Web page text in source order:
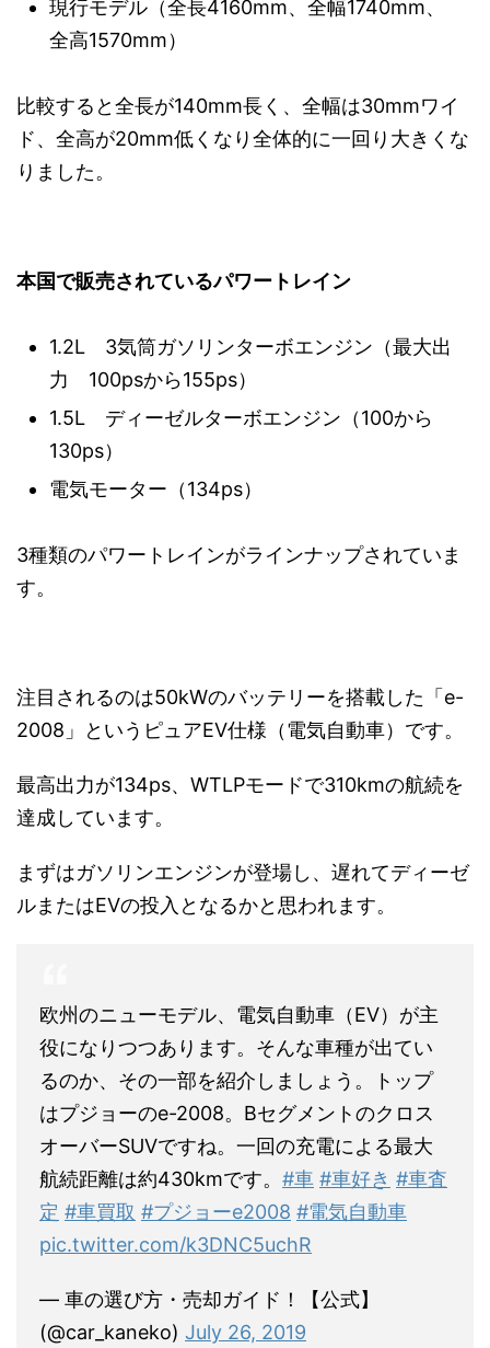
現行モデル（全長4160mm、全幅1740mm、
全高1570mm）
比較すると全長が140mm長く、全幅は30mmワイ
ド、全高が20mm低くなり全体的に一回り大きくな
りました。
本国で販売されているパワートレイン
1.2L 3気筒ガソリンターボエンジン（最大出
力 100psから155ps）
1.5L ディーゼルターボエンジン（100から
130ps）
電気モーター（134ps）
3種類のパワートレインがラインナップされていま
す。
注目されるのは50kWのバッテリーを搭載した「e-
2008」というピュアEV仕様（電気自動車）です。
最高出力が134ps、WTLPモードで310kmの航続を
達成しています。
まずはガソリンエンジンが登場し、遅れてディーゼ
ルまたはEVの投入となるかと思われます。
欧州のニューモデル、電気自動車（EV）が主
役になりつつあります。そんな車種が出てい
るのか、その一部を紹介しましょう。トップ
はプジョーのe-2008。Bセグメントのクロス
オーバーSUVですね。一回の充電による最大
航続距離は約430kmです。 #車 #車好き #車査
定 #車買取 #プジョーe2008 #電気自動車
pic.twitter.com/k3DNC5uchR
— 車の選び方・売却ガイド！【公式】
(@car_kaneko) July 26, 2019